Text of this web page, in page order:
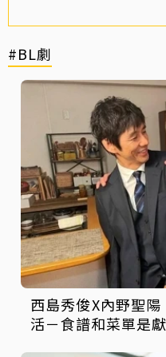
#BL劇
西島秀俊X內野聖
活－食譜和菜單是